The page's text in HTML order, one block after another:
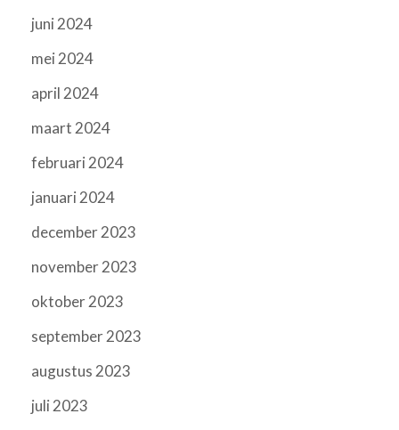
juni 2024
mei 2024
april 2024
maart 2024
februari 2024
januari 2024
december 2023
november 2023
oktober 2023
september 2023
augustus 2023
juli 2023